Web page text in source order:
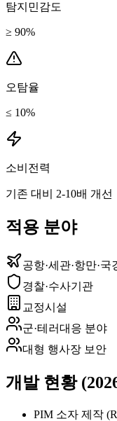
탐지민감도
≥ 90%
오탐율
≤ 10%
소비전력
기존 대비 2-10배 개선
적용 분야
공항·세관·항만·국
경찰·수사기관
교정시설
군·테러대응 분야
대형 행사장 보안
개발 현황
PIM 소자 제작